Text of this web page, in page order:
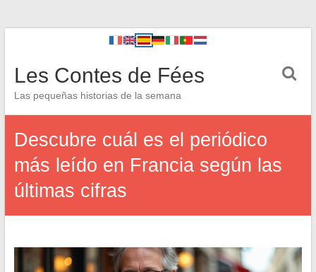
Les Contes de Fées
Las pequeñas historias de la semana
Descubre cuál es el periódico
más leído en Francia según las
últimas cifras